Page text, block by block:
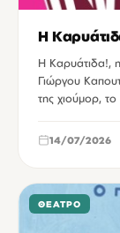
Η
Η Καρυάτιδα!,
Γιώργου
της χιούμορ,
14/07/2026
ΘΈΑΤΡΟ